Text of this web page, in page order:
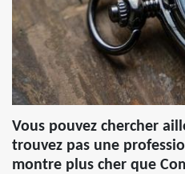
Vous pouvez chercher
trouvez pas une
montre plus cher que